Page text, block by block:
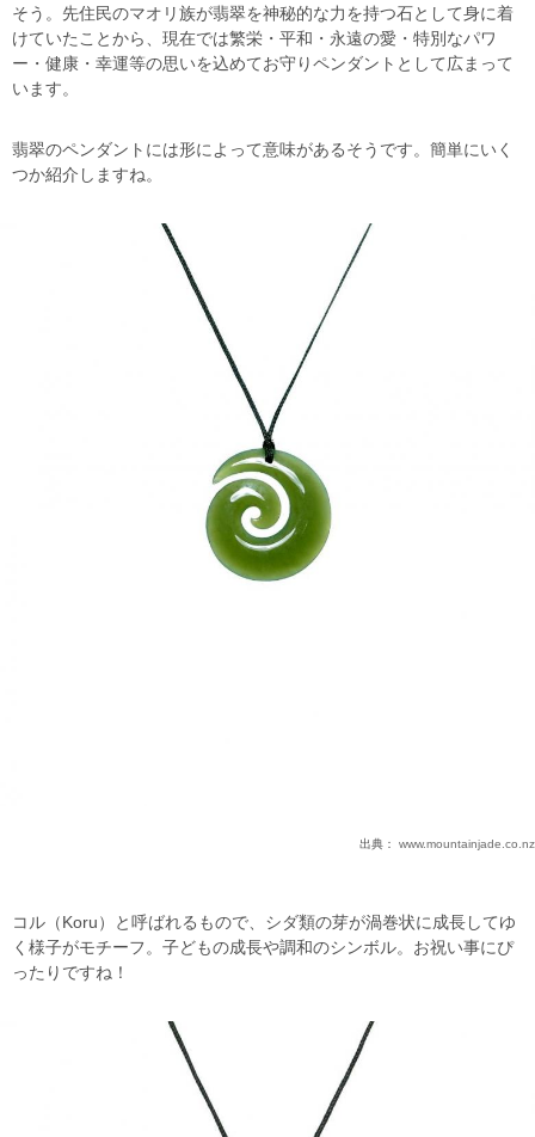
そう。先住民のマオリ族が翡翠を神秘的な力を持つ石として身に着
けていたことから、現在では繁栄・平和・永遠の愛・特別なパワ
ー・健康・幸運等の思いを込めてお守りペンダントとして広まって
います。
翡翠のペンダントには形によって意味があるそうです。簡単にいく
つか紹介しますね。
出典： www.mountainjade.co.nz
コル（Koru）と呼ばれるもので、シダ類の芽が渦巻状に成長してゆ
く様子がモチーフ。子どもの成長や調和のシンボル。お祝い事にぴ
ったりですね！